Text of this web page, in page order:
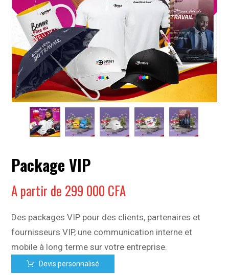
Package VIP
A partir de 299 000 CFA
Des packages VIP pour des clients, partenaires et
fournisseurs VIP, une communication interne et
mobile à long terme sur votre entreprise.
Devis personnalisé